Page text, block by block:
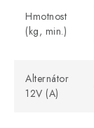
Hmotnost
(kg, min.)
Alternátor
12V (A)